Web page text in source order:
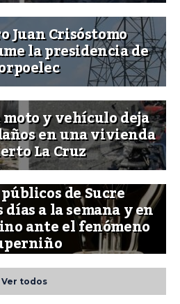
Juan Crisóstomo
la presidencia de
y vehículo deja
en una vivienda
La Cruz
de Sucre
a la semana y en
ante el fenómeno
Ver todos